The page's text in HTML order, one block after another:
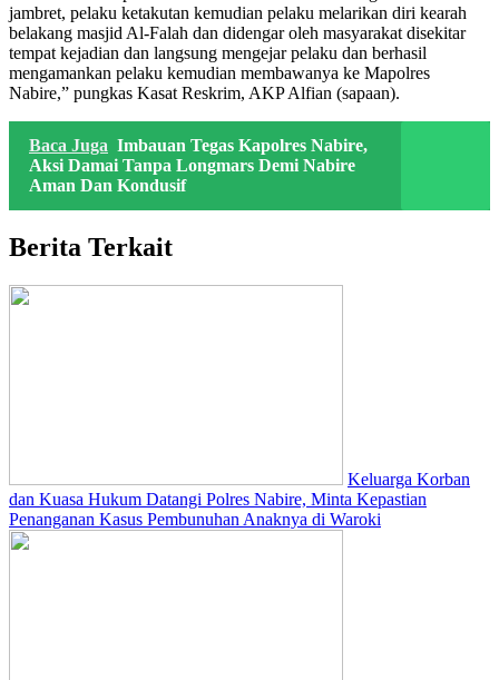
jambret, pelaku ketakutan kemudian pelaku melarikan diri kearah
belakang masjid Al-Falah dan didengar oleh masyarakat disekitar
tempat kejadian dan langsung mengejar pelaku dan berhasil
mengamankan pelaku kemudian membawanya ke Mapolres
Nabire,” pungkas Kasat Reskrim, AKP Alfian (sapaan).
Baca Juga Imbauan Tegas Kapolres Nabire,
Aksi Damai Tanpa Longmars Demi Nabire
Aman Dan Kondusif
Berita Terkait
Keluarga Korban
dan Kuasa Hukum Datangi Polres Nabire, Minta Kepastian
Penanganan Kasus Pembunuhan Anaknya di Waroki